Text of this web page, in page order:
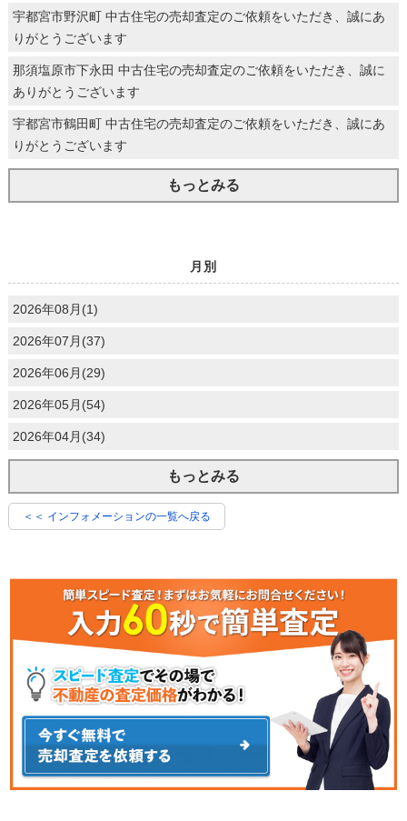
宇都宮市野沢町 中古住宅の売却査定のご依頼をいただき、誠にあ
りがとうございます
那須塩原市下永田 中古住宅の売却査定のご依頼をいただき、誠に
ありがとうございます
宇都宮市鶴田町 中古住宅の売却査定のご依頼をいただき、誠にあ
りがとうございます
もっとみる
月別
2026年08月(1)
2026年07月(37)
2026年06月(29)
2026年05月(54)
2026年04月(34)
もっとみる
＜＜ インフォメーションの一覧へ戻る